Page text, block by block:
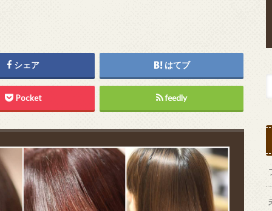
シェア はてブ
Pocket feedly